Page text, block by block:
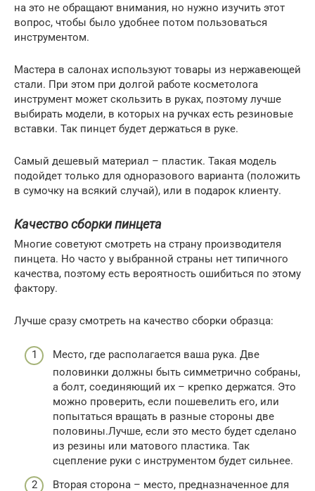
на это не обращают внимания, но нужно изучить этот
вопрос, чтобы было удобнее потом пользоваться
инструментом.
Мастера в салонах используют товары из нержавеющей
стали. При этом при долгой работе косметолога
инструмент может скользить в руках, поэтому лучше
выбирать модели, в которых на ручках есть резиновые
вставки. Так пинцет будет держаться в руке.
Самый дешевый материал – пластик. Такая модель
подойдет только для одноразового варианта (положить
в сумочку на всякий случай), или в подарок клиенту.
Качество сборки пинцета
Многие советуют смотреть на страну производителя
пинцета. Но часто у выбранной страны нет типичного
качества, поэтому есть вероятность ошибиться по этому
фактору.
Лучше сразу смотреть на качество сборки образца:
Место, где располагается ваша рука. Две
половинки должны быть симметрично собраны,
а болт, соединяющий их – крепко держатся. Это
можно проверить, если пошевелить его, или
попытаться вращать в разные стороны две
половины.Лучше, если это место будет сделано
из резины или матового пластика. Так
сцепление руки с инструментом будет сильнее.
Вторая сторона – место, предназначенное для